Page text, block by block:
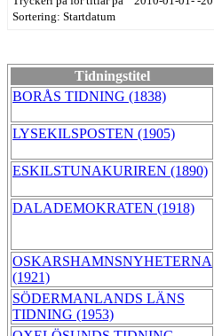
Sortering: Startdatum
Tidningstitel
BORÅS TIDNING (1838)
LYSEKILSPOSTEN (1905)
ESKILSTUNAKURIREN (1890)
DALADEMOKRATEN (1918)
OSKARSHAMNSNYHETERNA
(1921)
SÖDERMANLANDS LÄNS
TIDNING (1953)